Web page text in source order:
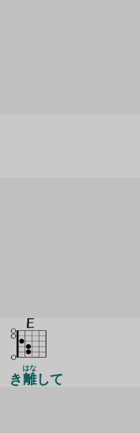
き離
はな
して